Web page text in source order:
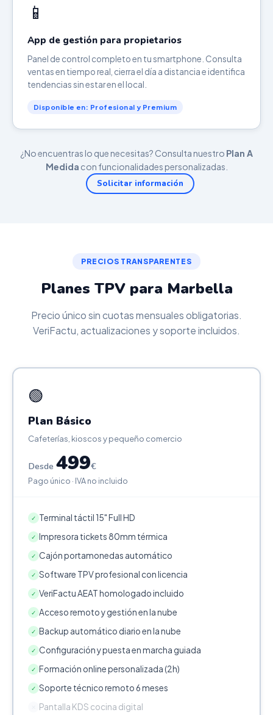
📱
App de gestión para propietarios
Panel de control completo en tu smartphone. Consulta
ventas en tiempo real, cierra el día a distancia e identifica
tendencias sin estar en el local.
Disponible en: Profesional y Premium
¿No encuentras lo que necesitas? Consulta nuestro Plan A
Medida con funcionalidades personalizadas.
Solicitar información
PRECIOS TRANSPARENTES
Planes TPV para Marbella
Precio único sin cuotas mensuales obligatorias.
VeriFactu, actualizaciones y soporte incluidos.
🟢
Plan Básico
Cafeterías, kioscos y pequeño comercio
Desde 499€
Pago único · IVA no incluido
✓ Terminal táctil 15" Full HD
✓ Impresora tickets 80mm térmica
✓ Cajón portamonedas automático
✓ Software TPV profesional con licencia
✓ VeriFactu AEAT homologado incluido
✓ Acceso remoto y gestión en la nube
✓ Backup automático diario en la nube
✓ Configuración y puesta en marcha guiada
✓ Formación online personalizada (2h)
✓ Soporte técnico remoto 6 meses
Pantalla KDS cocina digital